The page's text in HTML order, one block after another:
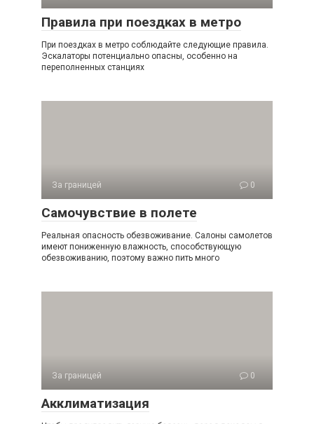
Правила при поездках в метро
При поездках в метро соблюдайте следующие правила.
Эскалаторы потенциально опасны, особенно на
переполненных станциях
За границей 0
Самочувствие в полете
Реальная опасность обезвоживание. Салоны самолетов
имеют пониженную влажность, способствующую
обезвоживанию, поэтому важно пить много
За границей 0
Акклиматизация